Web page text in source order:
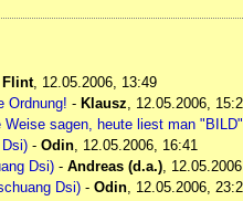
Flint, 12.05.2006, 13:49
Ordnung! - Klausz
12.05.2006,
sagen, heute liest man
- Odin 12.05.2006, 16:41
Dsi) - Andreas (d.a.)
Dsi) - Odin 12.05.2006,